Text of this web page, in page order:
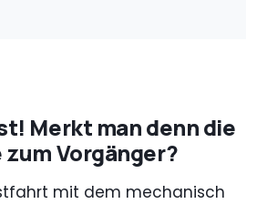
Merkt man denn die
Vorgänger?
mit dem mechanisch